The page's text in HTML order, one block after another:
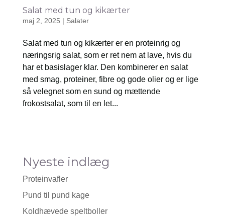
Salat med tun og kikærter
maj 2, 2025 | Salater
Salat med tun og kikærter er en proteinrig og
næringsrig salat, som er ret nem at lave, hvis du
har et basislager klar. Den kombinerer en salat
med smag, proteiner, fibre og gode olier og er lige
så velegnet som en sund og mættende
frokostsalat, som til en let...
Nyeste indlæg
Proteinvafler
Pund til pund kage
Koldhævede speltboller